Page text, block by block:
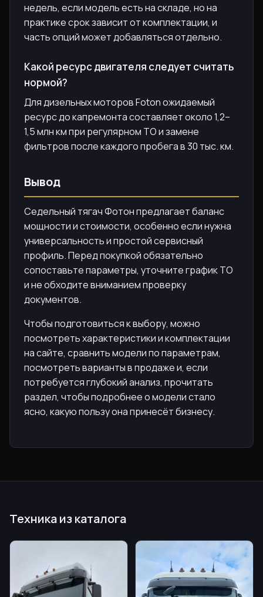
недель, если модель есть на складе, но на
практике срок зависит от комплектации, и
часть опций может добавляться отдельно.
Какой ресурс двигателя следует считать
нормой?
Для дизельных моторов Foton ожидаемый
ресурс до капремонта составляет около 1,2–
1,5 млн км при регулярном ТО и замене
фильтров после каждого пробега в 30 тыс. км.
Вывод
Седельный тягач Фотон предлагает баланс
мощности и стоимости, особенно если нужна
универсальность и простой сервисный
профиль. Перед покупкой обязательно
сопоставьте параметры, уточните график ТО
и не обходите вниманием проверку
документов.
Чтобы подготовиться к выбору, можно
посмотреть характеристики и комплектации
на сайте, сравнить модели по параметрам,
посмотреть варианты в продаже и, если
потребуется глубокий анализ, прочитать
раздел, чтобы подробнее о модели стало
ясно, какую пользу она принесёт бизнесу.
Техника из каталога